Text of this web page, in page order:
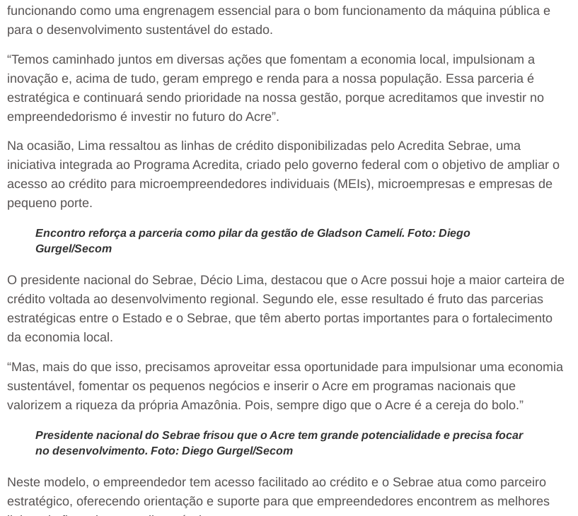
funcionando como uma engrenagem essencial para o bom funcionamento da máquina pública e
para o desenvolvimento sustentável do estado.
“Temos caminhado juntos em diversas ações que fomentam a economia local, impulsionam a
inovação e, acima de tudo, geram emprego e renda para a nossa população. Essa parceria é
estratégica e continuará sendo prioridade na nossa gestão, porque acreditamos que investir no
empreendedorismo é investir no futuro do Acre”.
Na ocasião, Lima ressaltou as linhas de crédito disponibilizadas pelo Acredita Sebrae, uma
iniciativa integrada ao Programa Acredita, criado pelo governo federal com o objetivo de ampliar o
acesso ao crédito para microempreendedores individuais (MEIs), microempresas e empresas de
pequeno porte.
Encontro reforça a parceria como pilar da gestão de Gladson Camelí. Foto: Diego
Gurgel/Secom
O presidente nacional do Sebrae, Décio Lima, destacou que o Acre possui hoje a maior carteira de
crédito voltada ao desenvolvimento regional. Segundo ele, esse resultado é fruto das parcerias
estratégicas entre o Estado e o Sebrae, que têm aberto portas importantes para o fortalecimento
da economia local.
“Mas, mais do que isso, precisamos aproveitar essa oportunidade para impulsionar uma economia
sustentável, fomentar os pequenos negócios e inserir o Acre em programas nacionais que
valorizem a riqueza da própria Amazônia. Pois, sempre digo que o Acre é a cereja do bolo.”
Presidente nacional do Sebrae frisou que o Acre tem grande potencialidade e precisa focar
no desenvolvimento. Foto: Diego Gurgel/Secom
Neste modelo, o empreendedor tem acesso facilitado ao crédito e o Sebrae atua como parceiro
estratégico, oferecendo orientação e suporte para que empreendedores encontrem as melhores